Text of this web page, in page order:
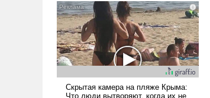
налогоплательщиков и где
Еревану за свои поступки не
нужно отвечать.